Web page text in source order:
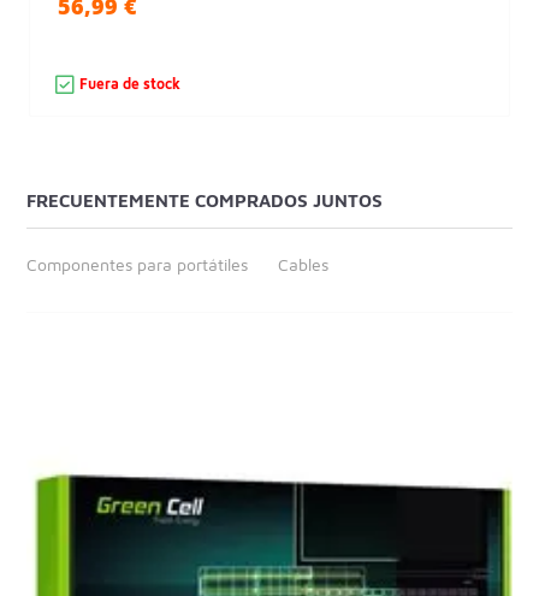
56,99 €
Fuera de stock
FRECUENTEMENTE COMPRADOS JUNTOS
Componentes para portátiles Cables